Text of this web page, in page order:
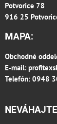
Potvorice 78
916 25
MAPA:
Obchodné
E-mail:
Telefón: 0948